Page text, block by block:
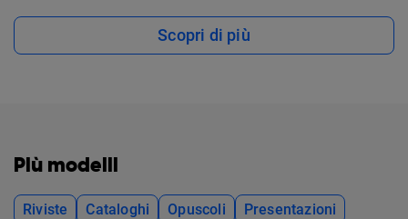
Scopri di più
Più modelli
Riviste Cataloghi Opuscoli
Presentazioni